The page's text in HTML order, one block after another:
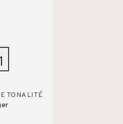
TONALITÉ